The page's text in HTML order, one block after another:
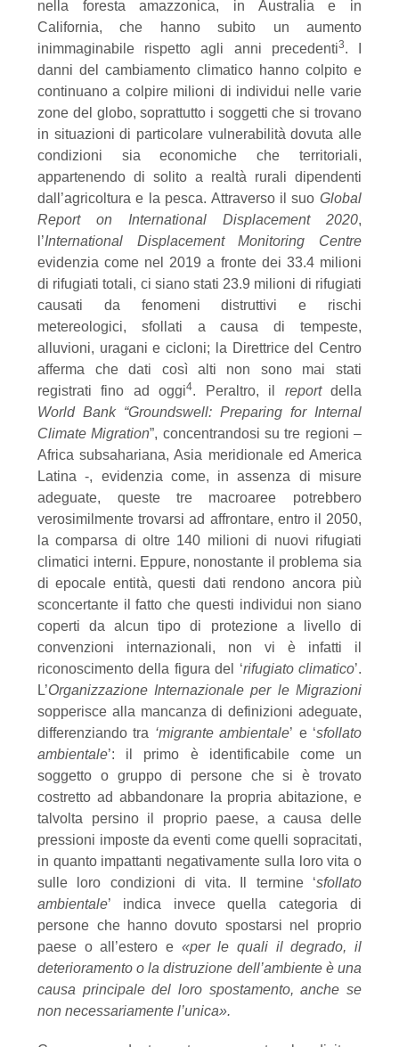
nella foresta amazzonica, in Australia e in
California, che hanno subito un aumento
inimmaginabile rispetto agli anni precedenti3. I
danni del cambiamento climatico hanno colpito e
continuano a colpire milioni di individui nelle varie
zone del globo, soprattutto i soggetti che si trovano
in situazioni di particolare vulnerabilità dovuta alle
condizioni sia economiche che territoriali,
appartenendo di solito a realtà rurali dipendenti
dall’agricoltura e la pesca. Attraverso il suo Global
Report on International Displacement 2020,
l’International Displacement Monitoring Centre
evidenzia come nel 2019 a fronte dei 33.4 milioni
di rifugiati totali, ci siano stati 23.9 milioni di rifugiati
causati da fenomeni distruttivi e rischi
metereologici, sfollati a causa di tempeste,
alluvioni, uragani e cicloni; la Direttrice del Centro
afferma che dati così alti non sono mai stati
registrati fino ad oggi4. Peraltro, il reportdella
World Bank “Groundswell: Preparing for Internal
Climate Migration”, concentrandosi su tre regioni –
Africa subsahariana, Asia meridionale ed America
Latina -, evidenzia come, in
assenza di
misure
adeguate,
queste tre macroaree
potrebbero
verosimilmente trovarsi ad affrontare, entro il 2050,
la comparsa di oltre 140 milioni di nuovi rifugiati
climatici interni. Eppure, nonostante il problema sia
di epocale entità, questi dati rendono ancora più
sconcertante il fatto che questi individui non siano
coperti da alcun tipo di protezione a livello
di
convenzioni internazionali, non vi è infatti il
riconoscimento della figura del ‘rifugiato climatico’.
L’Organizzazione Internazionale per le Migrazioni
sopperisce alla mancanza di definizioni adeguate,
differenziando tra ‘migrante ambientale’ e ‘sfollato
ambientale’: il primo è identificabile come
un
soggetto o gruppo di persone che si è trovato
costretto ad abbandonare
la propria abitazione, e
talvolta persino il proprio paese, a causa delle
pressioni imposte da eventi come quelli sopracitati,
in quanto impattanti negativamente sulla loro vita o
sulle loro
condizioni di vita. Il termine ‘sfollato
ambientale’ indica invece quella categoria di
persone che hanno dovuto spostarsi nel proprio
paese o all’estero e «per le quali il degrado, il
deterioramento o la distruzione dell’ambiente è una
causa principale del loro spostamento, anche se
non necessariamente l’unica».